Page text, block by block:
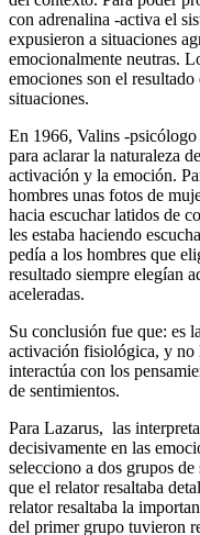
con adrenalina -activa el
expusieron a situaciones
emocionalmente neutras.
emociones son el
situaciones.
En 1966, Valins -
para aclarar la naturaleza
activación y la emoción.
hombres unas fotos de
hacia escuchar latidos de
les estaba haciendo
pedía a los hombres que
resultado siempre elegían
aceleradas.
Su conclusión fue que: es
activación fisiológica, y no
interactúa con los
de sentimientos.
Para Lazarus, las
decisivamente en las
selecciono a dos grupos
que el relator resaltaba
relator resaltaba la
del primer grupo tuvieron